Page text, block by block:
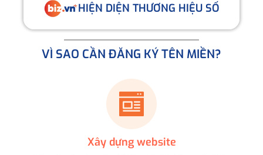
HIỆN DIỆN THƯƠNG HIỆU SỐ
VÌ SAO CẦN ĐĂNG KÝ TÊN MIỀN?
Xây dựng website